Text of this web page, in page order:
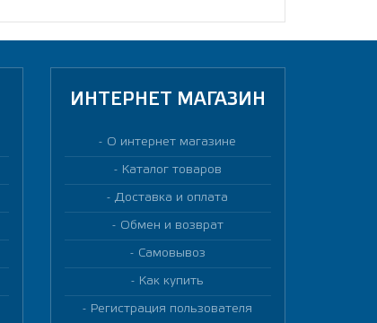
ИНТЕРНЕТ МАГАЗИН
О интернет магазине
Каталог товаров
Доставка и оплата
Обмен и возврат
Самовывоз
Как купить
Регистрация пользователя